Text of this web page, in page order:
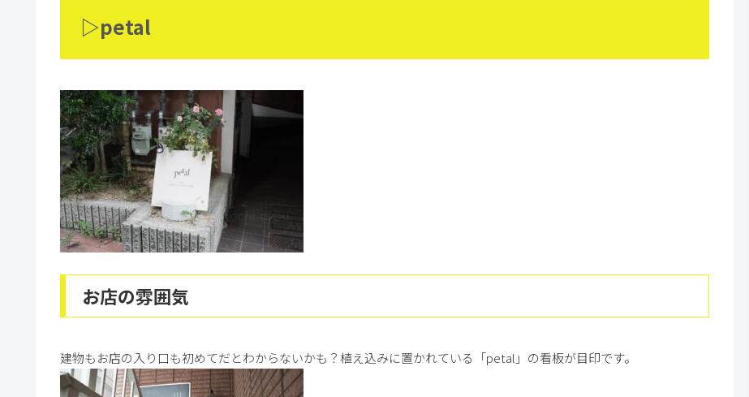
▷petal
お店の雰囲気
建物もお店の入り口も初めてだとわからないかも？植え込みに置かれている「petal」の看板が目印です。